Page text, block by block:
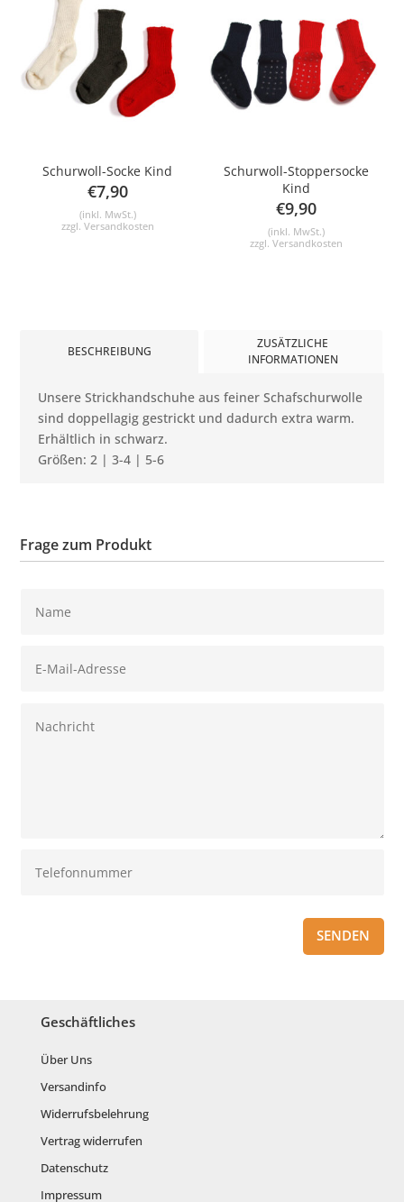
BESCHREIBUNG
ZUSÄTZLICHE
INFORMATIONEN
Unsere Strickhandschuhe aus feiner Schafschurwolle
sind doppellagig gestrickt und dadurch extra warm.
Erhältlich in schwarz.
Größen: 2 | 3-4 | 5-6
Schurwoll-Socke Kind
€7,90
(inkl. MwSt.)
zzgl. Versandkosten
Schurwoll-Stoppersocke
Kind
€9,90
(inkl. MwSt.)
zzgl.Versandkosten
Frage zum Produkt
SENDEN
Geschäftliches
Über Uns
Versandinfo
Widerrufsbelehrung
Vertrag widerrufen
Datenschutz
Impressum